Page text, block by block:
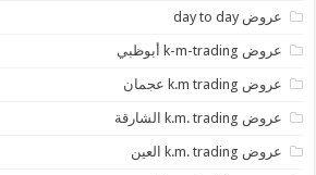
عروض day to day
عروض k-m-trading أبوظبي
عروض k.m trading عجمان
عروض k.m. trading الشارقة
عروض k.m. trading العين